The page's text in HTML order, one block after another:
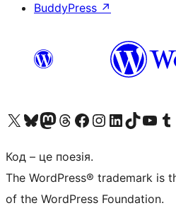
BuddyPress ↗
Visit our X (formerly Twitter) account
Visit our Bluesky account
Завітайте до нашої стрічки в Mastodon
Visit our Threads account
Завітайте на нашу сторінку в Facebook
Visit our Instagram account
Visit our LinkedIn account
Visit our TikTok
Visit our Visit
Код – це поезія.
The WordPress® trademark is
of the WordPress Foundation.